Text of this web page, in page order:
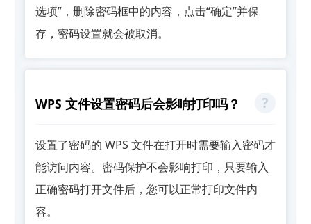
选项”，删除密码框中的内容，点击“确定”并保
存，密码设置就会被取消。
WPS 文件设置密码后会影响打印吗？
设置了密码的 WPS 文件在打开时需要输入密码才
能访问内容。密码保护不会影响打印，只要输入
正确密码打开文件后，您可以正常打印文件内
容。